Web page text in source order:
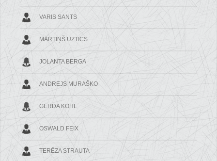
VARIS SANTS
MĀRTIŅŠ UZTICS
JOLANTA BERGA
ANDREJS MURAŠKO
GERDA KOHL
OSWALD FEIX
TERĒZA STRAUTA